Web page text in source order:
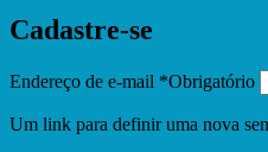
Cadastre-se
Endereço de e-mail *Obrigatório
Um link para definir uma nova